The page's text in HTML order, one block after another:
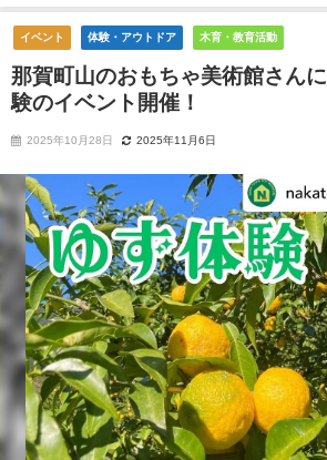
イベント 体験・アウトドア 木育・教育活動
那賀町山のおもちゃ美術館さん
験のイベント開催！
2025年10月28日 2025年11月6日